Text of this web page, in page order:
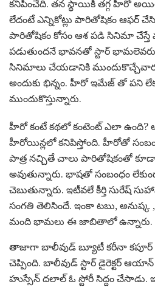
క‌నిపించేది. త‌న స్థాయికి త‌గ్గ హీరో
లేదంటే ఎన్నికోట్లు పారితోషికం ఆఫ‌ర్
పారితోషికం కోసం ఆశ పడి సినిమా చేస్తే
పడుతుంద‌నే భావ‌న‌తో స్టార్
సినిమాలు చేయ‌డానికి
అందుకు భిన్నం. హీరో ఇమేజ్ తో ప‌ని
ముందుకొస్తున్నారు.
హీరో కంటే క‌థ‌లో కంటెంట్ ఎలా ఉంది?
హీరోయిన్ల‌లో క‌నిపిస్తోంది. హీరోతో
పాత్ర న‌చ్చితే చాలు పారితోషికంతో
అవుతున్నారు. భాష‌తో సంబంధం
చెబుతున్నారు. ఇటీవ‌లే కీర్తి సురేష్
సంగ‌తి తెలిసిందే. ఇంకా ట‌బు,
మంది భామ‌లు ఈ జాబితాలో ఉన్నారు.
తాజాగా బాలీవుడ్ బ్యూటీ క‌రీనా
చెప్పింది. బాలీవుడ్ స్టార్ డైరెక్ట‌ర్
హుస్సేన్ ద‌లాల్ ఓ స్టోరీ సిద్దం